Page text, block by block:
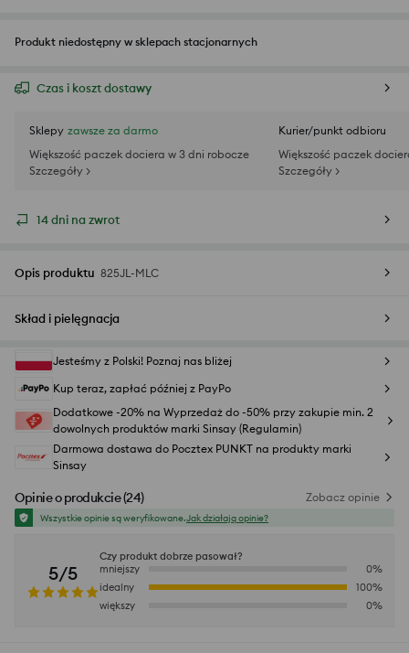
Produkt niedostępny w sklepach stacjonarnych
Czas i koszt dostawy
Sklepy zawsze za darmo
Większość paczek dociera w 3 dni robocze
Szczegóły >
Kurier/punkt odbioru
Większość paczek
Szczegóły >
14 dni na zwrot
Opis produktu 825JL-MLC
Skład i pielęgnacja
Jesteśmy z Polski! Poznaj nas bliżej
Kup teraz, zapłać później z PayPo
Dodatkowe -20% na Wyprzedaż do -50% przy zakupie min. 2
dowolnych produktów marki Sinsay (Regulamin)
Darmowa dostawa do Pocztex PUNKT na produkty marki
Sinsay
Opinie o produkcie(24) Zobacz opinie
Wszystkie opinie są weryfikowane.Jak działają opinie?
5/5
Czy produkt dobrze pasował?
mniejszy
0%
idealny
100%
większy
0%